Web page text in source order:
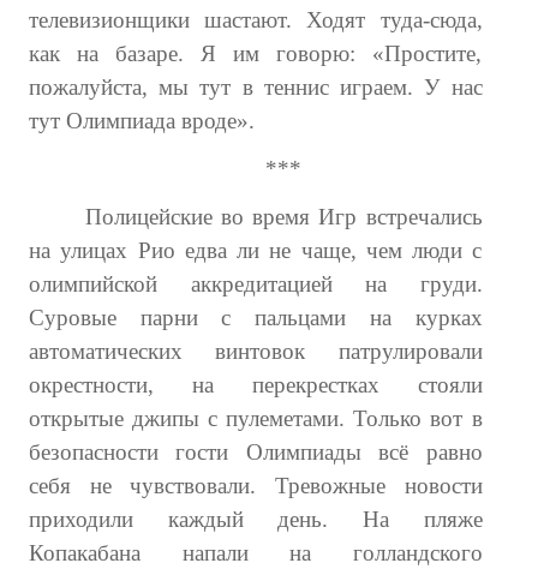
телевизионщики шастают. Ходят туда-сюда,
как на базаре. Я им говорю: «Простите,
пожалуйста, мы тут в теннис играем. У нас
тут Олимпиада вроде».
***
Полицейские во время Игр встречались
на улицах Рио едва ли не чаще, чем люди с
олимпийской аккредитацией на груди.
Суровые парни с пальцами на курках
автоматических винтовок патрулировали
окрестности, на перекрестках стояли
открытые джипы с пулеметами. Только вот в
безопасности гости Олимпиады всё равно
себя не чувствовали. Тревожные новости
приходили каждый день. На пляже
Копакабана напали на голландского